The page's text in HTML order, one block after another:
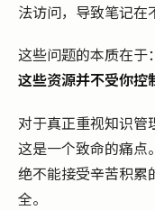
法访问，导致笔记在
这些问题的本质在于：
这些资源并不受你控
对于真正重视知识管
这是一个致命的痛点
绝不能接受辛苦积累
全。